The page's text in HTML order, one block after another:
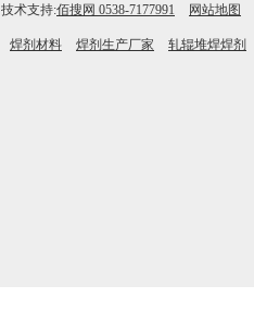
技术支持:佰搜网 0538-7177991 网站地图
焊剂材料 焊剂生产厂家 轧辊堆焊焊剂